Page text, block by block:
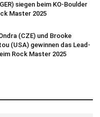
siegen beim KO-Boulder
Master 2025
(CZE) und Brooke
(USA) gewinnen das Lead-
Rock Master 2025